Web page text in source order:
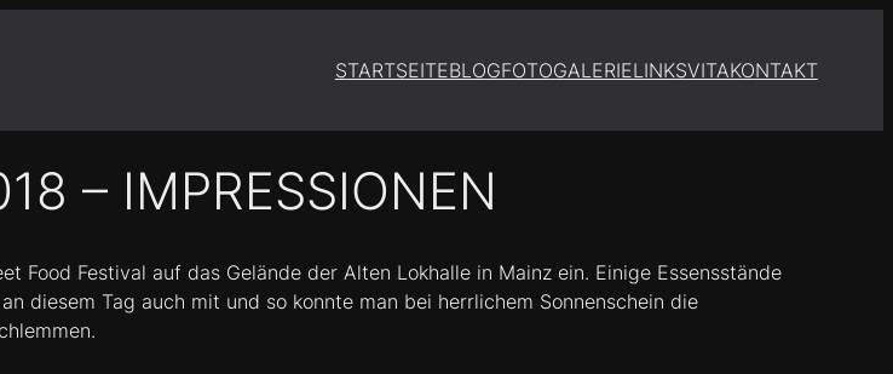
STARTSEITEBLOGFOTOGALERIELINKSVITAKONTAKT
– IMPRESSIONEN
Festival auf das Gelände der Alten Lokhalle in Mainz ein. Einige Essensstände
diesem Tag auch mit und so konnte man bei herrlichem Sonnenschein die